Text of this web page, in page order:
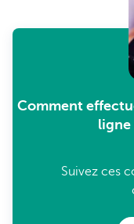
Comment
ligne
Suivez ces